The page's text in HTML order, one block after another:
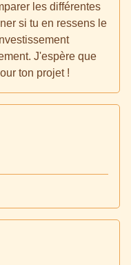
les différentes
si tu en ressens le
J'espère que
ton projet !